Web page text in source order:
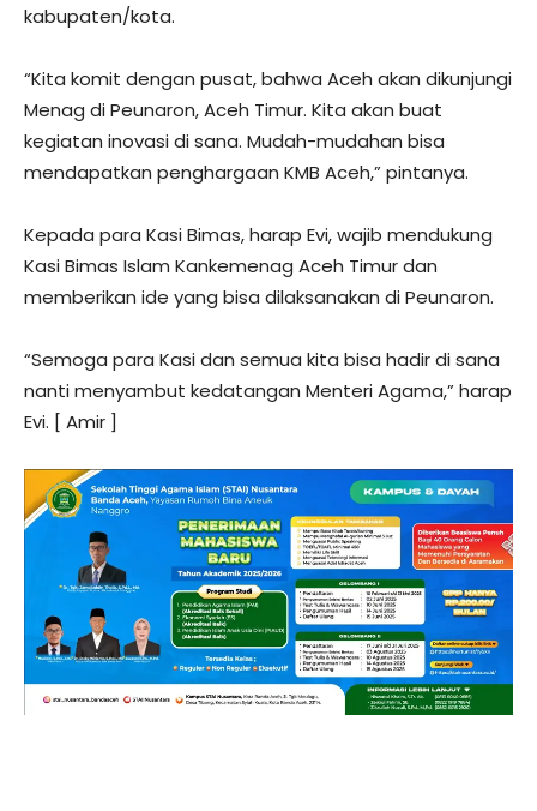
kabupaten/kota.
“Kita komit dengan pusat, bahwa Aceh akan dikunjungi
Menag di Peunaron, Aceh Timur. Kita akan buat
kegiatan inovasi di sana. Mudah-mudahan bisa
mendapatkan penghargaan KMB Aceh,” pintanya.
Kepada para Kasi Bimas, harap Evi, wajib mendukung
Kasi Bimas Islam Kankemenag Aceh Timur dan
memberikan ide yang bisa dilaksanakan di Peunaron.
“Semoga para Kasi dan semua kita bisa hadir di sana
nanti menyambut kedatangan Menteri Agama,” harap
Evi. [ Amir ]